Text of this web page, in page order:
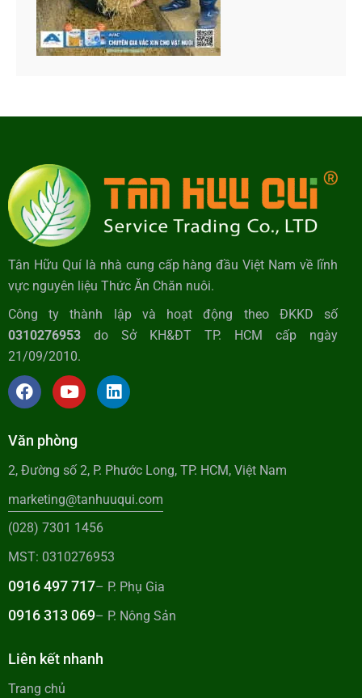
Tân Hữu Quí là nhà cung cấp hàng đầu Việt Nam về lĩnh
vực nguyên liệu Thức Ăn Chăn nuôi.
Công ty thành lập và hoạt động theo ĐKKD số
0310276953 do Sở KH&ĐT TP. HCM cấp ngày
21/09/2010.
Văn phòng
2, Đường số 2, P. Phước Long, TP. HCM, Việt Nam
marketing@tanhuuqui.com
(028) 7301 1456
MST: 0310276953
0916 497 717– P. Phụ Gia
0916 313 069– P. Nông Sản
Liên kết nhanh
Trang chủ